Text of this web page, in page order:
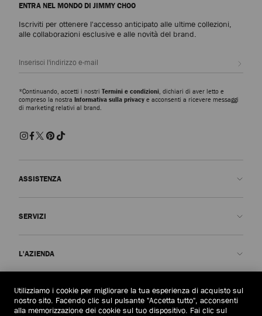
ENTRA NEL MONDO DI JIMMY CHOO
Iscriviti per ottenere l'accesso anticipato alle ultime collezioni,
alle collaborazioni esclusive e alle novità del brand.
*Continuando, accetti i nostri Termini e condizioni, dichiari di aver letto e
compreso la nostra Informativa sulla privacy e acconsenti a ricevere messaggi
di marketing relativi al brand.
ASSISTENZA
Consegna
SERVIZI
Garanzia
L'AZIENDA
La Nostra Storia
AREA LEGALE
Utilizziamo i cookie per migliorare la tua esperienza di acquisto sul
nostro sito. Facendo clic sul pulsante "Accetta tutto", acconsenti
alla memorizzazione dei cookie sul tuo dispositivo. Fai clic sul